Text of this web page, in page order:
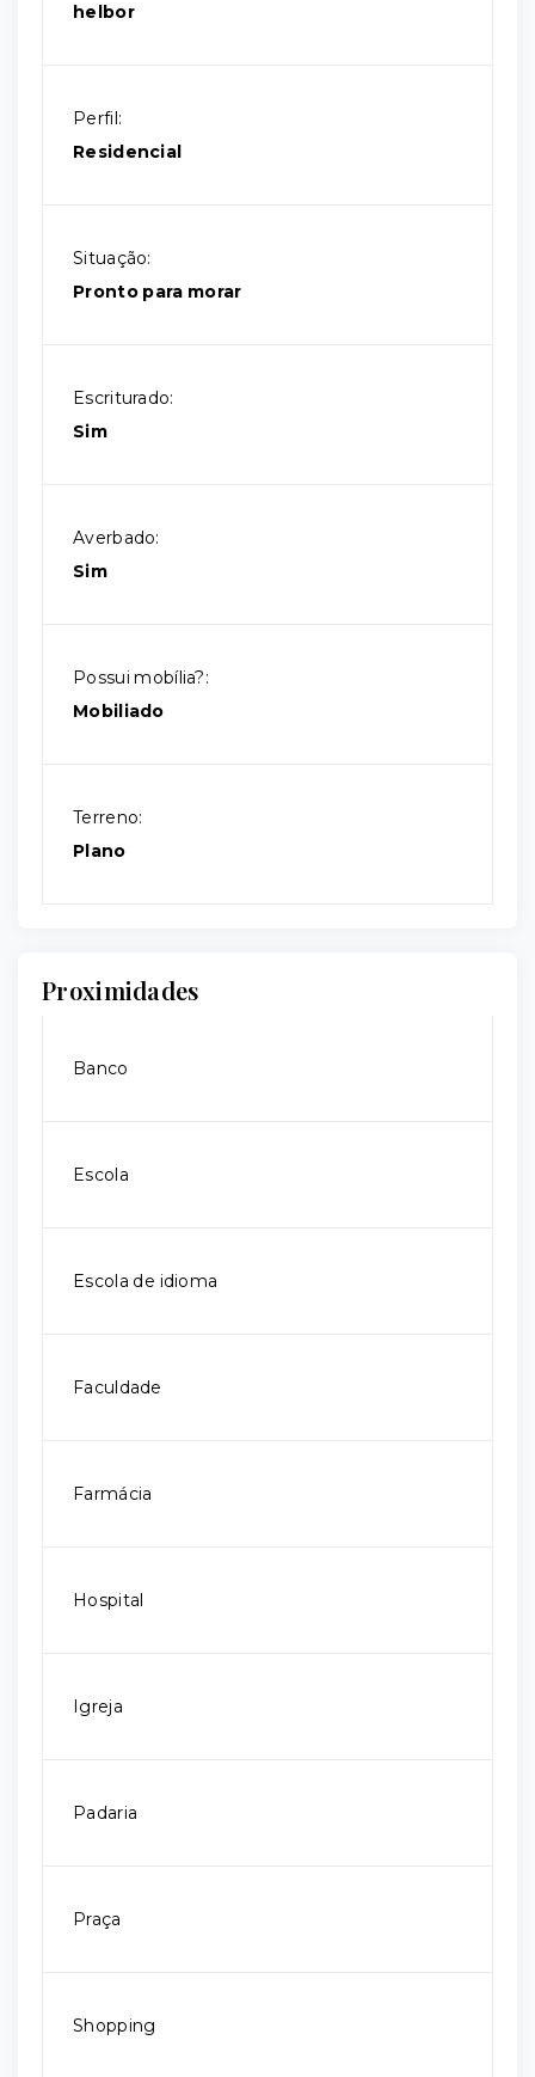
helbor
Perfil:
Residencial
Situação:
Pronto para morar
Escriturado:
Sim
Averbado:
Sim
Possui mobília?:
Mobiliado
Terreno:
Plano
Proximidades
Banco
Escola
Escola de idioma
Faculdade
Farmácia
Hospital
Igreja
Padaria
Praça
Shopping